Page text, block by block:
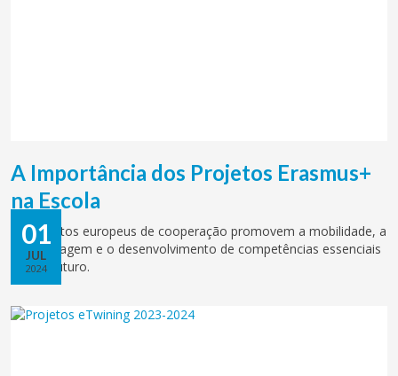
01
JUL
2024
A Importância dos Projetos Erasmus+
na Escola
Os projetos europeus de cooperação promovem a mobilidade, a
aprendizagem e o desenvolvimento de competências essenciais
para o futuro.